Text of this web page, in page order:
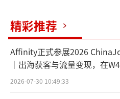
尽管韦伯并未透露
回应已足够让粉丝对新
追随《巫师》系列的玩
深度结合，意味着不
能更好地延续原作者
精彩推荐
Affinity正式参展2026
｜出海获客与流量变现，在
2026-07-30 10:49:33